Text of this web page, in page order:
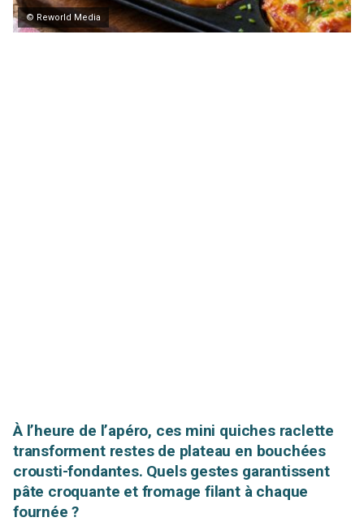
© Reworld Media
À l’heure de l’apéro, ces mini quiches raclette
transforment restes de plateau en bouchées
crousti-fondantes. Quels gestes garantissent
pâte croquante et fromage filant à chaque
fournée ?